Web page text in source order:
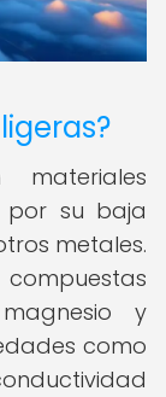
por su baja
metales.
y
como